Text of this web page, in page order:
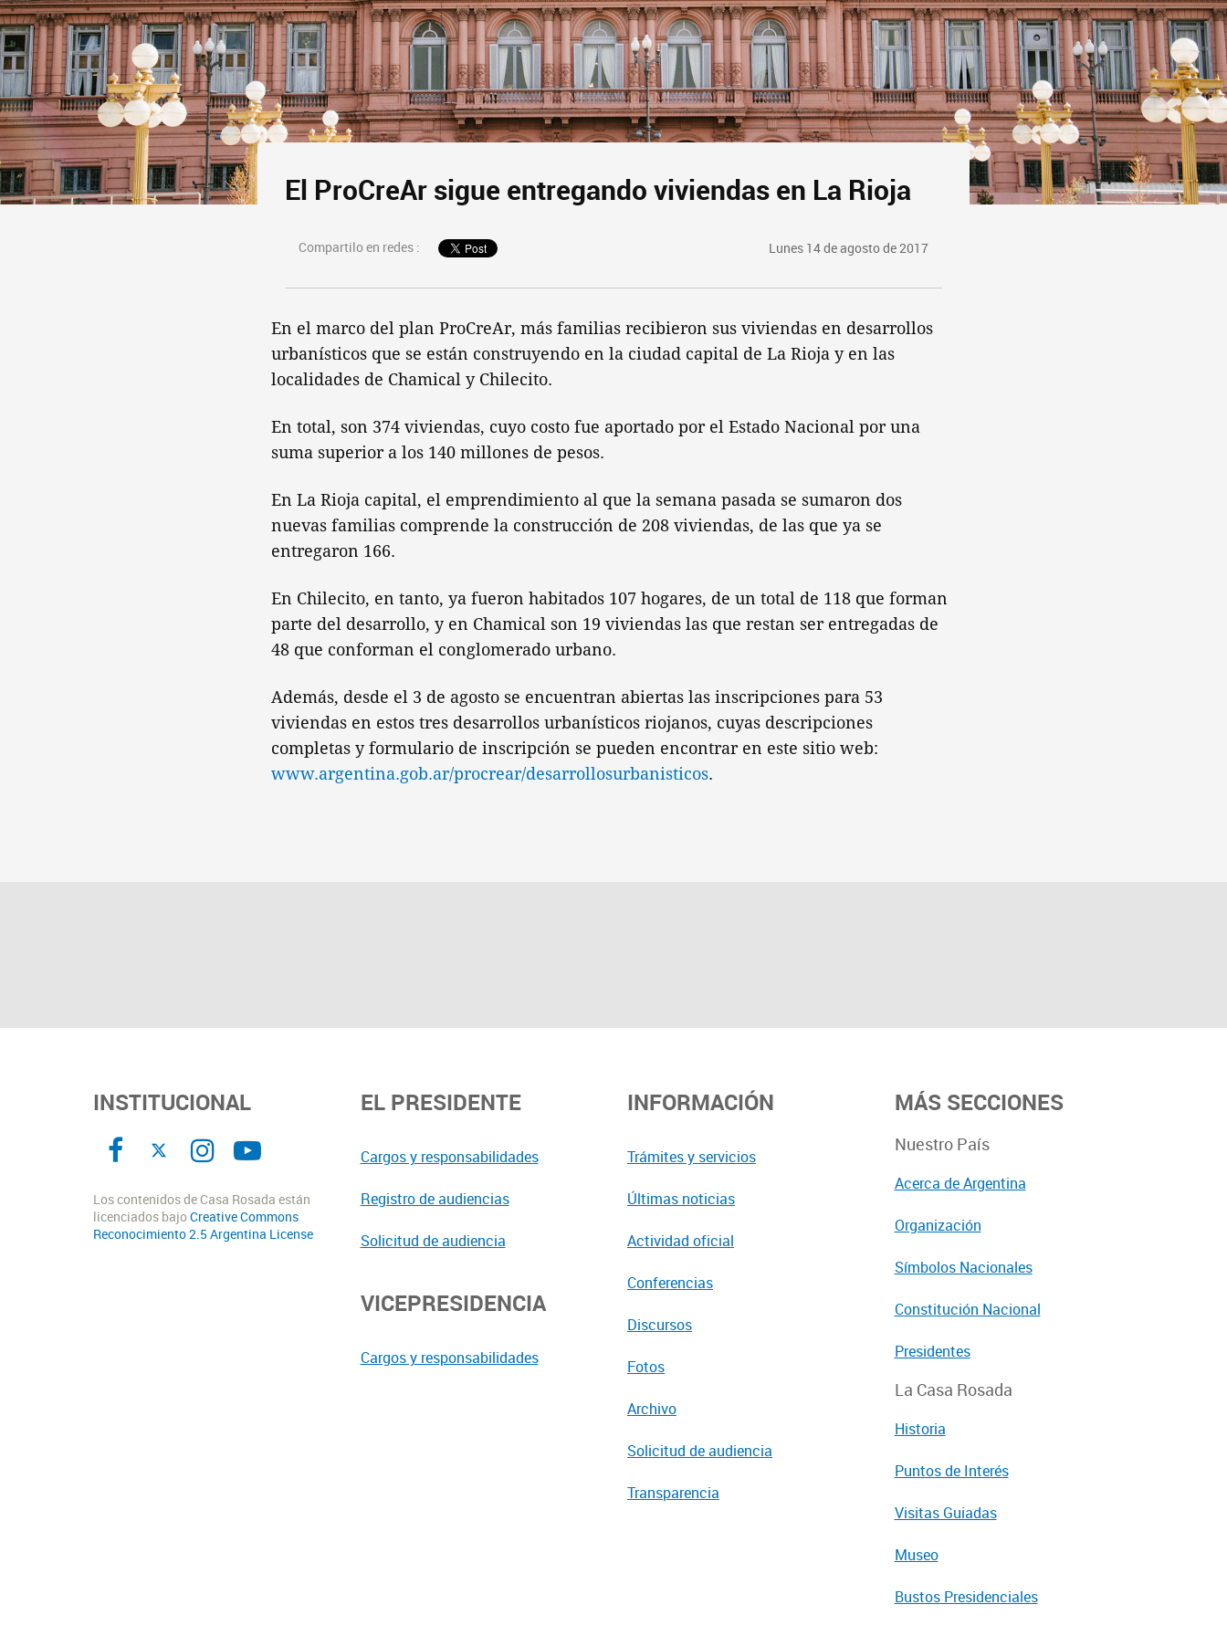
El ProCreAr sigue entregando viviendas en La Rioja
Compartilo en redes : Lunes 14 de agosto de 2017
En el marco del plan ProCreAr, más familias recibieron sus viviendas en desarrollos
urbanísticos que se están construyendo en la ciudad capital de La Rioja y en las
localidades de Chamical y Chilecito.
En total, son 374 viviendas, cuyo costo fue aportado por el Estado Nacional por una
suma superior a los 140 millones de pesos.
En La Rioja capital, el emprendimiento al que la semana pasada se sumaron dos
nuevas familias comprende la construcción de 208 viviendas, de las que ya se
entregaron 166.
En Chilecito, en tanto, ya fueron habitados 107 hogares, de un total de 118 que forman
parte del desarrollo, y en Chamical son 19 viviendas las que restan ser entregadas de
48 que conforman el conglomerado urbano.
Además, desde el 3 de agosto se encuentran abiertas las inscripciones para 53
viviendas en estos tres desarrollos urbanísticos riojanos, cuyas descripciones
completas y formulario de inscripción se pueden encontrar en este sitio web:
www.argentina.gob.ar/procrear/desarrollosurbanisticos.
INSTITUCIONAL
Los contenidos de Casa Rosada están
licenciados bajoCreative Commons
Reconocimiento 2.5 Argentina License
EL PRESIDENTE
Cargos y responsabilidades
Registro de audiencias
Solicitud de audiencia
VICEPRESIDENCIA
Cargos y responsabilidades
INFORMACIÓN
Trámites y servicios
Últimas noticias
Actividad oficial
Conferencias
Discursos
Fotos
Archivo
Solicitud de audiencia
Transparencia
MÁS SECCIONES
Nuestro País
Acerca de Argentina
Organización
Símbolos Nacionales
Constitución Nacional
Presidentes
La Casa Rosada
Historia
Puntos de Interés
Visitas Guiadas
Museo
Bustos Presidenciales